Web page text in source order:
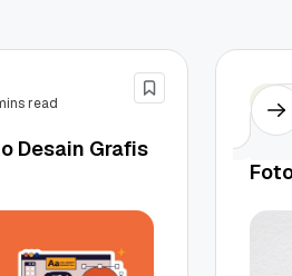
read
Desain Grafis
15